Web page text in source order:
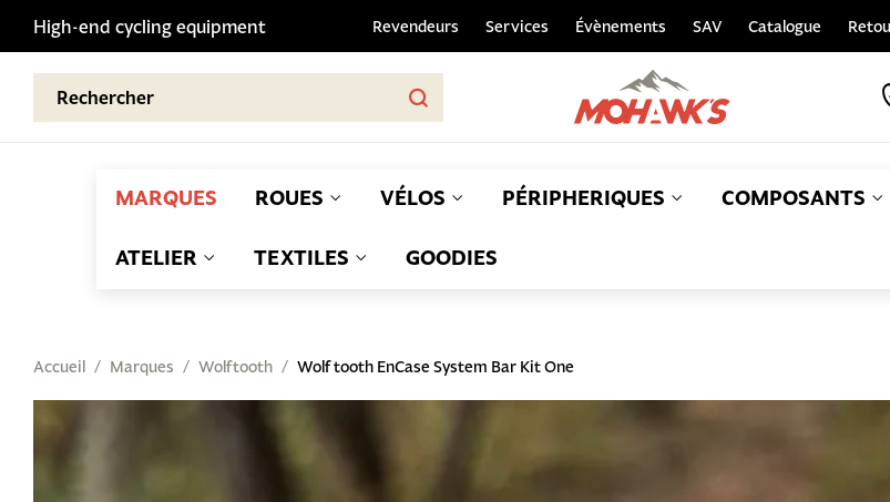
High-end cycling equipment Revendeurs Services Évènements SAV Catalogue
MARQUES ROUES VÉLOS PÉRIPHERIQUES COMPOSANTS
ATELIER TEXTILES GOODIES
Accueil Marques Wolftooth Wolf tooth EnCase System Bar Kit One